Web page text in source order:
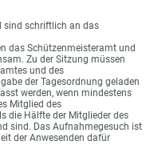
sind schriftlich an das
das Schützenmeisteramt und
Zu der Sitzung müssen
und des
der Tagesordnung geladen
werden, wenn mindestens
Mitglied des
die Hälfte der Mitglieder des
sind. Das Aufnahmegesuch ist
der Anwesenden dafür